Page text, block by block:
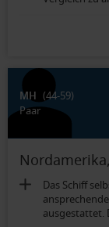
MH (44-59)
Paar
Das Schiff
ausgestattet.